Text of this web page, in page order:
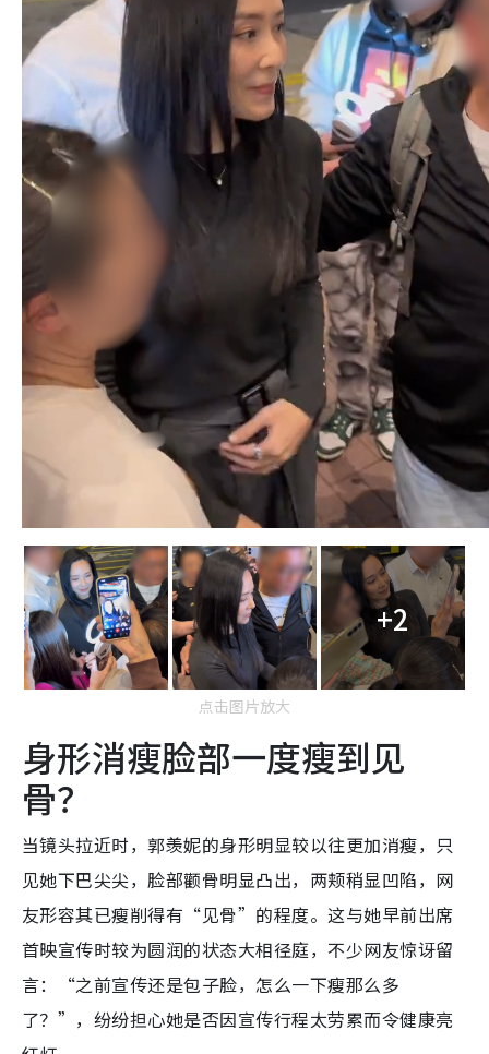
+2
点击图片放大
身形消瘦脸部一度瘦到见
骨？
当镜头拉近时，郭羡妮的身形明显较以往更加消瘦，只
见她下巴尖尖，脸部颧骨明显凸出，两颊稍显凹陷，网
友形容其已瘦削得有“见骨”的程度。这与她早前出席
首映宣传时较为圆润的状态大相径庭，不少网友惊讶留
言：“之前宣传还是包子脸，怎么一下瘦那么多
了？”，纷纷担心她是否因宣传行程太劳累而令健康亮